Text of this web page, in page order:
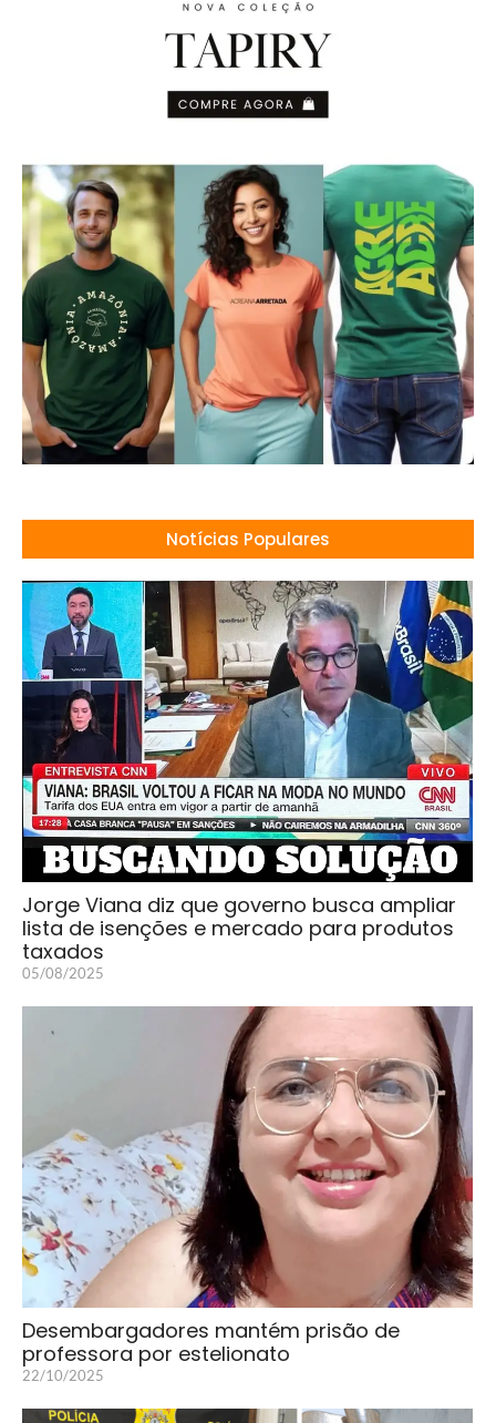
Notícias Populares
Jorge Viana diz que governo busca ampliar
lista de isenções e mercado para produtos
taxados
05/08/2025
Desembargadores mantém prisão de
professora por estelionato
22/10/2025